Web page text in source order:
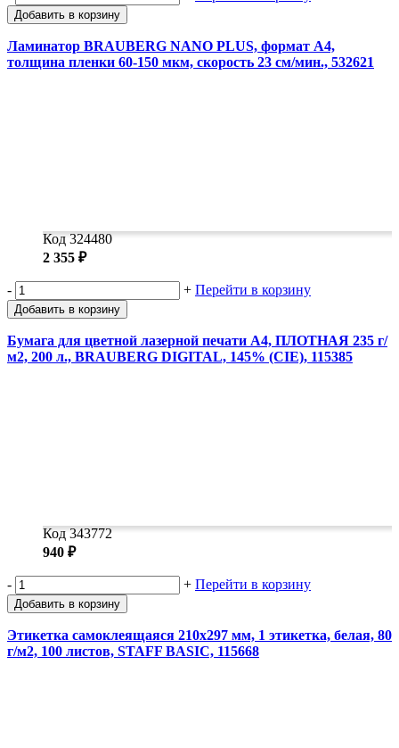
Добавить в корзину
Ламинатор BRAUBERG NANO PLUS, формат A4,
толщина пленки 60-150 мкм, скорость 23 см/мин., 532621
Код 324480
2 355 ₽
- + Перейти в корзину
Добавить в корзину
Бумага для цветной лазерной печати А4, ПЛОТНАЯ 235 г/
м2, 200 л., BRAUBERG DIGITAL, 145% (CIE), 115385
Код 343772
940 ₽
- + Перейти в корзину
Добавить в корзину
Этикетка самоклеящаяся 210х297 мм, 1 этикетка, белая, 80
г/м2, 100 листов, STAFF BASIC, 115668